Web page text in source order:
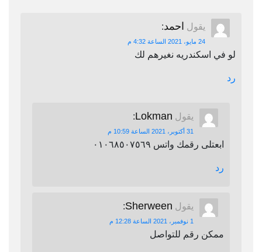
يقول احمد:
24 مايو، 2021 الساعة 4:32 م
لو في اسكندريه نغيرهم لك
رد
يقول Lokman
:
31 أكتوبر، 2021 الساعة 10:59 م
ابعتلى رقمك واتس ٠١٠٦٨٥٠٧٥٦٩
رد
يقول Sherween
:
1 نوفمبر، 2021 الساعة 12:28 م
ممكن رقم للتواصل